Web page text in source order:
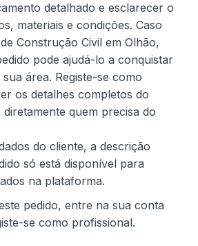
detalhado e esclarecer o
materiais e condições. Caso
Construção Civil em Olhão,
pode ajudá-lo a conquistar
área. Registe-se como
os detalhes completos do
quem precisa do
do cliente, a descrição
só está disponível para
na plataforma.
pedido, entre na sua conta
se como profissional.